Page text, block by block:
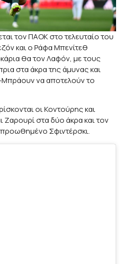
τον ΠΑΟΚ στο τελευταίο του
και ο Ράφα Μπενίτεθ
θα τον Λαφόν, με τους
στα άκρα της άμυνας και
να αποτελούν το
οι Κοντούρης και
Ζαρουρί στα δύο άκρα και τον
Σφιντέρσκι.